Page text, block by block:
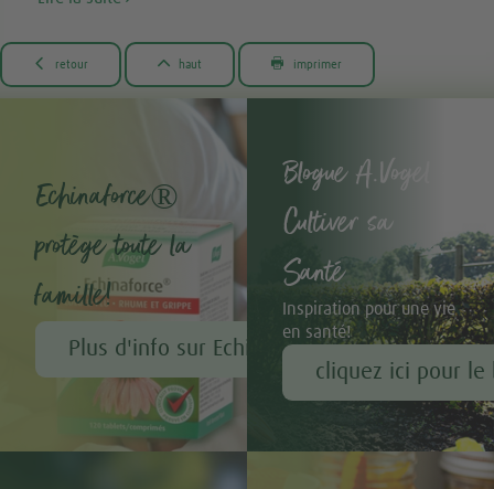
 retour  haut  imprimer
Echinaforce®
protège toute la
famille!
Plus d'info sur Echinaforce®
Blogue A.Vogel -
Cultiver sa
Santé
Inspiration pour une vie
en santé!
cliquez ici pour le